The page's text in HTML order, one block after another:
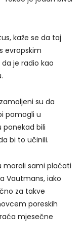
kaže se da taj
evropskim
je radio kao
su da
pomogli u
ponekad bili
bi to učinili.
morali sami plaćati
Vautmans, iako
za takve
poreskih
mjesečne